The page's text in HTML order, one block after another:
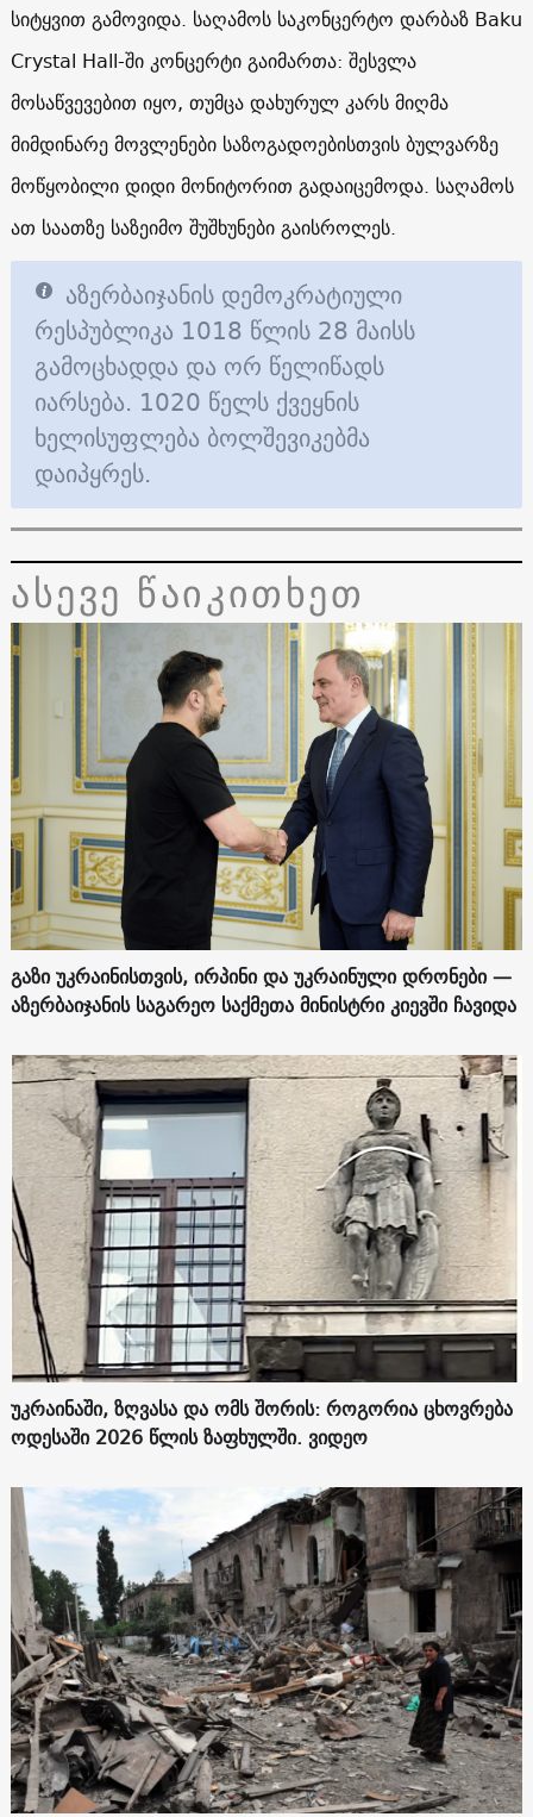
სიტყვით გამოვიდა. საღამოს საკონცერტო დარბაზ Baku
Crystal Hall-ში კონცერტი გაიმართა: შესვლა
მოსაწვევებით იყო, თუმცა დახურულ კარს მიღმა
მიმდინარე მოვლენები საზოგადოებისთვის ბულვარზე
მოწყობილი დიდი მონიტორით გადაიცემოდა. საღამოს
ათ საათზე საზეიმო შუშხუნები გაისროლეს.
აზერბაიჯანის დემოკრატიული
რესპუბლიკა 1018 წლის 28 მაისს
გამოცხადდა და ორ წელიწადს
იარსება. 1020 წელს ქვეყნის
ხელისუფლება ბოლშევიკებმა
დაიპყრეს.
ასევე წაიკითხეთ
გაზი უკრაინისთვის, ირპინი და უკრაინული დრონები —
აზერბაიჯანის საგარეო საქმეთა მინისტრი კიევში ჩავიდა
უკრაინაში, ზღვასა და ომს შორის: როგორია ცხოვრება
ოდესაში 2026 წლის ზაფხულში. ვიდეო